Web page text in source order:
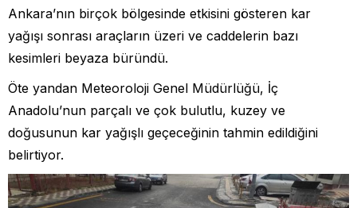
Ankara’nın birçok bölgesinde etkisini gösteren kar
yağışı sonrası araçların üzeri ve caddelerin bazı
kesimleri beyaza büründü.
Öte yandan Meteoroloji Genel Müdürlüğü, İç
Anadolu’nun parçalı ve çok bulutlu, kuzey ve
doğusunun kar yağışlı geçeceğinin tahmin edildiğini
belirtiyor.